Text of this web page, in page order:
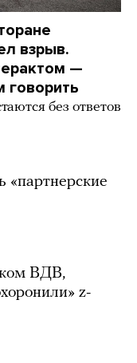
взрыв.
—
говорить
без ответов
«партнерские
ВДВ,
z-